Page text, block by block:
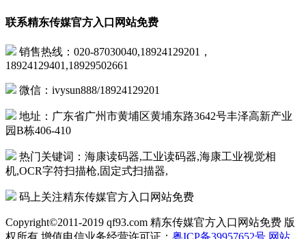
联系精东传媒官方入口网站免费
销售热线：020-87030040,18924129201，
18924129401,18929502661
微信：ivysun888/18924129201
地址：广东省广州市黄埔区黄埔东路3642号丰泽高新产业
园B栋406-410
热门关键词：海康读码器,工业读码器,海康工业视觉相
机,OCR字符扫描枪,固定式扫描器,
码上关注精东传媒官方入口网站免费
Copyright©2011-2019 qf93.com 精东传媒官方入口网站免费 版
权所有 增值电信业务经营许可证： 粤ICP备39957652号 网站